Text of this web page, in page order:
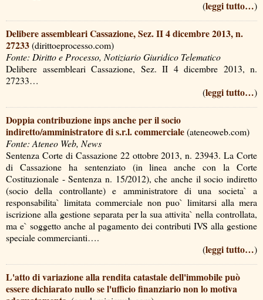
(leggi tutto…)
Delibere assembleari Cassazione, Sez. II 4 dicembre 2013, n.
27233(dirittoeprocesso.com)
Fonte: Diritto e Processo, Notiziario Giuridico Telematico
Delibere assembleari Cassazione, Sez. II 4 dicembre 2013, n.
27233…
(leggi tutto…)
Doppia contribuzione inps anche per il socio
indiretto/amministratore di s.r.l. commerciale(ateneoweb.com)
Fonte: Ateneo Web, News
Sentenza Corte di Cassazione 22 ottobre 2013, n. 23943. La Corte
di Cassazione ha sentenziato (in linea anche con la Corte
Costituzionale - Sentenza n. 15/2012), che anche il socio indiretto
(socio della controllante) e amministratore di una societa` a
responsabilita` limitata commerciale non puo` limitarsi alla mera
iscrizione alla gestione separata per la sua attivita` nella controllata,
ma e` soggetto anche al pagamento dei contributi IVS alla gestione
speciale commercianti….
(leggi tutto…)
L'atto di variazione alla rendita catastale dell'immobile può
essere dichiarato nullo se l'ufficio finanziario non lo motiva